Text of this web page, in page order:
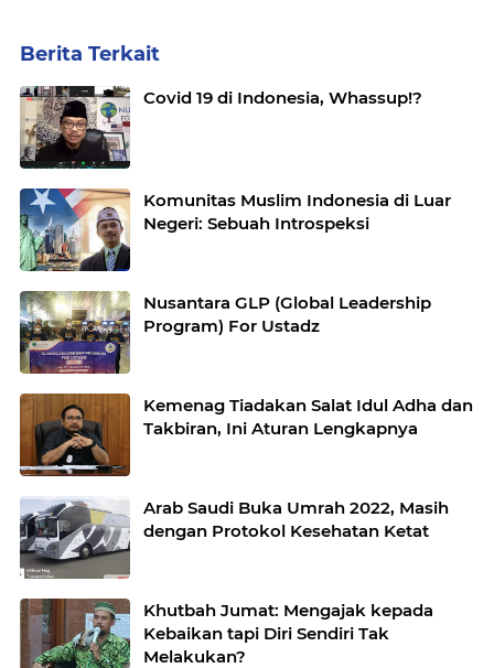
Berita Terkait
Covid 19 di Indonesia, Whassup!?
Komunitas Muslim Indonesia di Luar
Negeri: Sebuah Introspeksi
Nusantara GLP (Global Leadership
Program) For Ustadz
Kemenag Tiadakan Salat Idul Adha dan
Takbiran, Ini Aturan Lengkapnya
Arab Saudi Buka Umrah 2022, Masih
dengan Protokol Kesehatan Ketat
Khutbah Jumat: Mengajak kepada
Kebaikan tapi Diri Sendiri Tak
Melakukan?